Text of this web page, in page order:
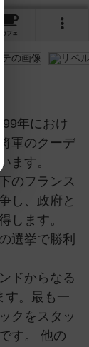
カフェ
年におけ
軍のクーデ
ます。
のフランス
し、政府と
します。
選挙で勝利
ドからなる
す。最も一
クをスタッ
す。 他の